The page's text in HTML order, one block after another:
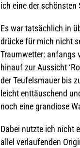
ich eine der
Es war tat­säch­lich in
drü­cke für mich nicht
Traum­wet­ter: anfangs
hin­auf zur Aus­sicht
der Teu­fels­mauer bis
leicht ent­täu­schend
noch eine gran­diose
Dabei nutzte ich nicht
al­lel ver­lau­fen­den